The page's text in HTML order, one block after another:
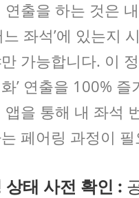
연출을 하는 것은
느 좌석’에 있는지
가능합니다. 이
’ 연출을 100% 즐
앱을 통해 내 좌석
페어링 과정이
상태 사전 확인 :